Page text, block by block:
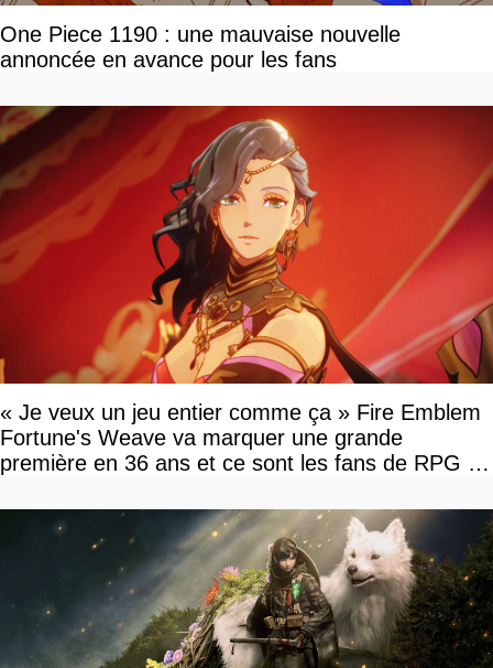
One Piece 1190 : une mauvaise nouvelle
annoncée en avance pour les fans
« Je veux un jeu entier comme ça » Fire Emblem
Fortune's Weave va marquer une grande
première en 36 ans et ce sont les fans de RPG en